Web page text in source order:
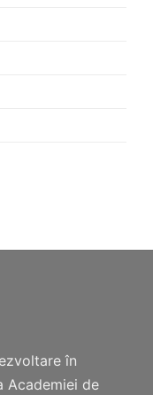
în
Academiei de